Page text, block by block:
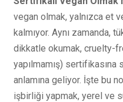
vegan olmak, yalnızca et
kalmıyor. Aynı zamanda,
dikkatle okumak, cruelty-
yapılmamış) sertifikasına
anlamına geliyor. İşte bu
işbirliği yapmak, yerel ve